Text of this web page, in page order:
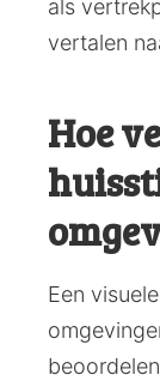
als
vertalen
Hoe
Een